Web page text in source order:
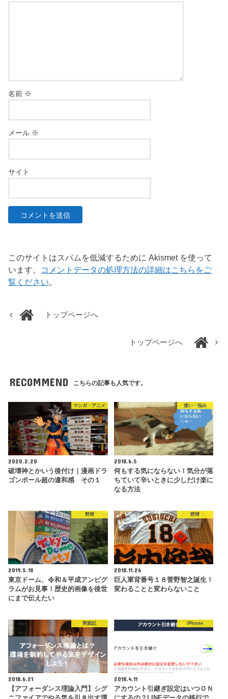
名前 ※
メール ※
サイト
このサイトはスパムを低減するために Akismet を使って
います。 コメントデータの処理方法の詳細はこちらをご
覧ください。
トップページへ
トップページへ
RECOMMEND こちらの記事も人気です。
マンガ・アニメ
2020.2.20
破壊神とかいう後付け｜漫画ドラ
ゴンボール超の違和感 その１
迷い・悩み
2018.6.5
何もする気にならない！気分が落
ちていて辛いときに少しだけ楽に
なる方法
野球
2019.5.18
東京ドーム、令和＆平成アンビグ
ラムがお見事！歴史的画像を後世
にまで伝えたい
野球
2018.11.26
巨人軍背番号１８菅野智之誕生！
変わることと変わらないこと
実践記
2018.6.21
【アフォーダンス理論入門】シグ
iPhone
2018.4.11
アカウント引継ぎ設定はいつＯＮ